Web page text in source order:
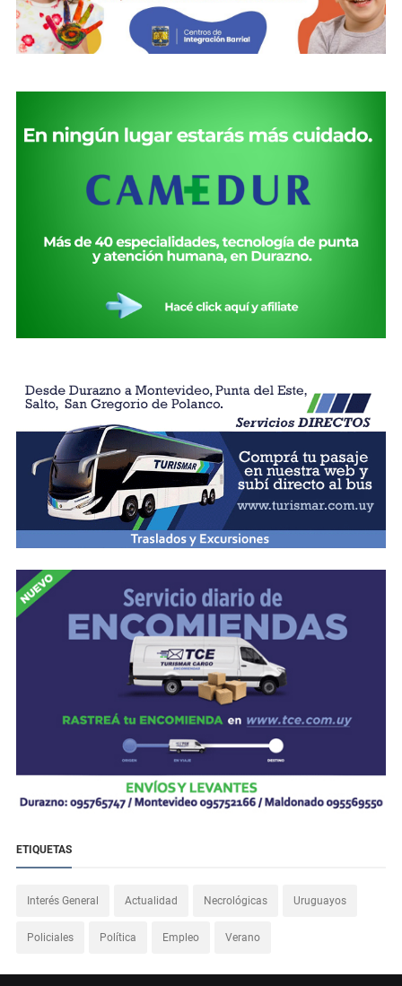
ETIQUETAS
Interés General Actualidad Necrológicas Uruguayos
Policiales Política Empleo Verano